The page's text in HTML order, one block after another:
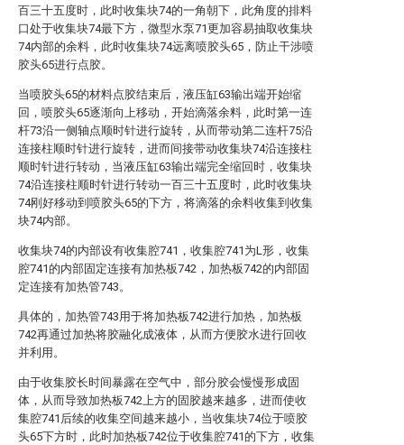
百三十五度时，此时收集块74的一角朝下，此角度的排料
口处于收集块74最下方，微型水泵71更加容易抽取收集块
74内部的余料，此时收集块74远离喷胶头65，防止干涉喷
胶头65进行点胶。
当喷胶头65的材料点胶结束后，液压缸63输出端开始缩
回，喷胶头65逐渐向上移动，开始滴落余料，此时第一连
杆73沿一侧轴点顺时针进行旋转，从而带动第二连杆75沿
连接柱顺时针进行旋转，进而间接带动收集块74沿连接柱
顺时针进行转动，当液压缸63输出端完全缩回时，收集块
74沿连接柱顺时针进行转动一百三十五度时，此时收集块
74刚好移动到喷胶头65的下方，将滴落的余料收集到收集
块74内部。
收集块74的内部设有收集腔741，收集腔741为L形，收集
腔741的内部固定连接有加热板742，加热板742的内部固
定连接有加热管743。
具体的，加热管743用于将加热板742进行加热，加热板
742再通过加热将胶融化成液体，从而方便胶水进行回收
并利用。
由于收集胶长时间暴露在空气中，部分胶会慢慢形成固
体，从而导致加热板742上方的固胶越来越多，进而使收
集腔741后续的收集空间越来越小，当收集块74位于喷胶
头65下方时，此时加热板742位于收集腔741的下方，收集